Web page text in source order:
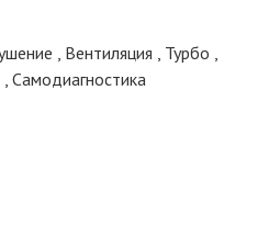
Вентиляция Турбо
Самодиагностика